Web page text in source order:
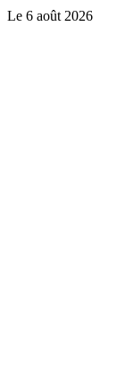
Le 6 août 2026